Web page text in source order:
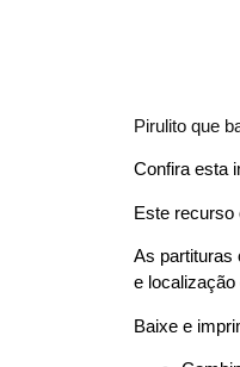
Pirulito que
Confira esta
Este recurso
As partituras
e
Baixe e